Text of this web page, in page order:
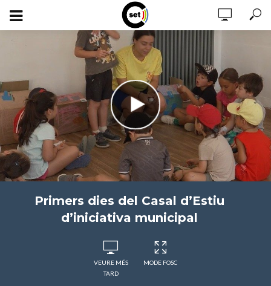
Primers dies del Casal d’Estiu
d’iniciativa municipal
VEURE MÉS
TARD
MODE FOSC